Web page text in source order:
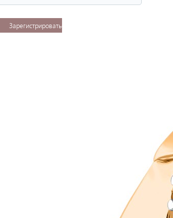
Зарегистрироваться